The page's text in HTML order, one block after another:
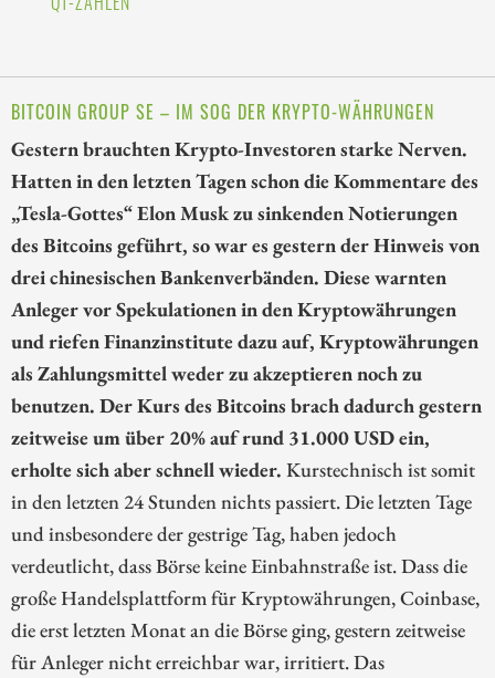
BITCOIN GROUP SE – IM SOG DER KRYPTO-WÄHRUNGEN
Gestern brauchten Krypto-Investoren starke Nerven.
Hatten in den letzten Tagen schon die Kommentare des
„Tesla-Gottes“ Elon Musk zu sinkenden Notierungen
des Bitcoins geführt, so war es gestern der Hinweis von
drei chinesischen Bankenverbänden. Diese warnten
Anleger vor Spekulationen in den Kryptowährungen
und riefen Finanzinstitute dazu auf, Kryptowährungen
als Zahlungsmittel weder zu akzeptieren noch zu
benutzen. Der Kurs des Bitcoins brach dadurch gestern
zeitweise um über 20% auf rund 31.000 USD ein,
erholte sich aber schnell wieder. Kurstechnisch ist somit
in den letzten 24 Stunden nichts passiert. Die letzten Tage
und insbesondere der gestrige Tag, haben jedoch
verdeutlicht, dass Börse keine Einbahnstraße ist. Dass die
große Handelsplattform für Kryptowährungen, Coinbase,
die erst letzten Monat an die Börse ging, gestern zeitweise
für Anleger nicht erreichbar war, irritiert. Das